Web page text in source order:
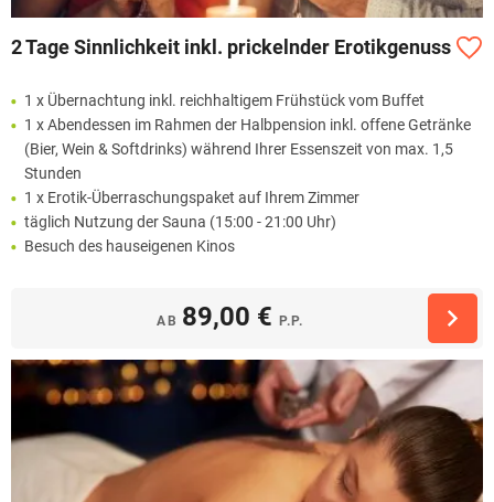
2 Tage Sinnlichkeit inkl. prickelnder Erotikgenuss
1 x Übernachtung inkl. reichhaltigem Frühstück vom Buffet
1 x Abendessen im Rahmen der Halbpension inkl. offene Getränke
(Bier, Wein & Softdrinks) während Ihrer Essenszeit von max. 1,5
Stunden
1 x Erotik-Überraschungspaket auf Ihrem Zimmer
täglich Nutzung der Sauna (15:00 - 21:00 Uhr)
Besuch des hauseigenen Kinos
AB 89,00 € P.P.